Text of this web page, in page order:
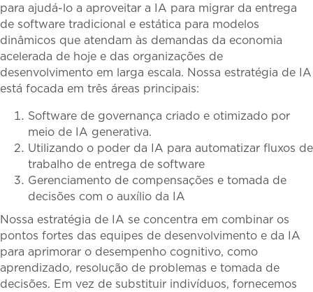
para ajudá-lo a aproveitar a IA para migrar da entrega
de software tradicional e estática para modelos
dinâmicos que atendam às demandas da economia
acelerada de hoje e das organizações de
desenvolvimento em larga escala. Nossa estratégia de IA
está focada em três áreas principais:
Software de governança criado e otimizado por
meio de IA generativa.
Utilizando o poder da IA ​​para automatizar fluxos de
trabalho de entrega de software
Gerenciamento de compensações e tomada de
decisões com o auxílio da IA
Nossa estratégia de IA se concentra em combinar os
pontos fortes das equipes de desenvolvimento e da IA ​​
para aprimorar o desempenho cognitivo, como
aprendizado, resolução de problemas e tomada de
decisões. Em vez de substituir indivíduos, fornecemos